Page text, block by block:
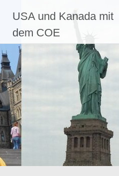
Inhalt
springen
USA und Kanada mit
dem COE